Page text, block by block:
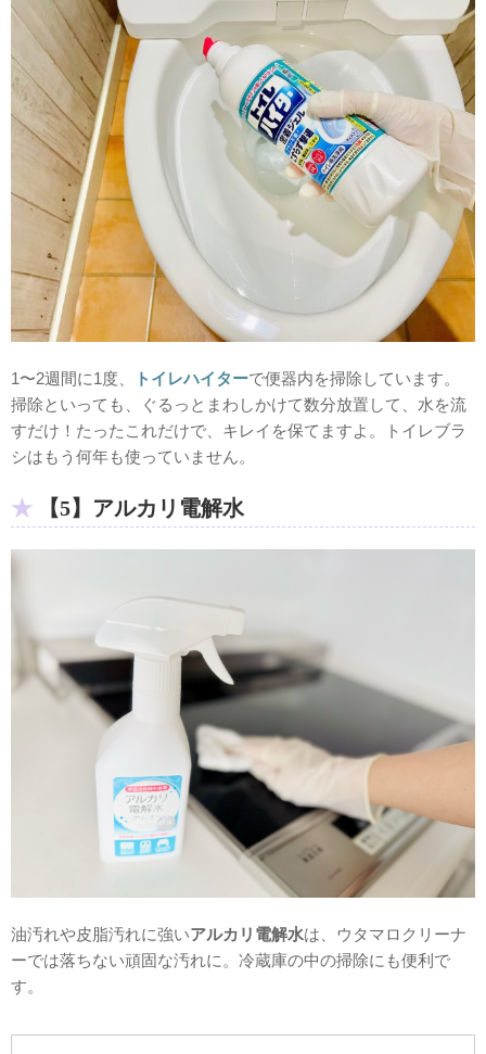
1〜2週間に1度、 トイレハイターで便器内を掃除しています。
掃除といっても、ぐるっとまわしかけて数分放置して、水を流
すだけ！たったこれだけで、キレイを保てますよ。トイレブラ
シはもう何年も使っていません。
【5】アルカリ電解水
油汚れや皮脂汚れに強いアルカリ電解水は、ウタマロクリーナ
ーでは落ちない頑固な汚れに。冷蔵庫の中の掃除にも便利で
す。